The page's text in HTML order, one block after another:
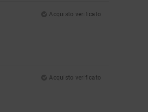
Acquisto verificato
Acquisto verificato